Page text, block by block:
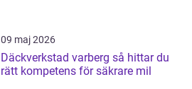
09 maj 2026
Däckverkstad varberg så hittar du
rätt kompetens för säkrare mil